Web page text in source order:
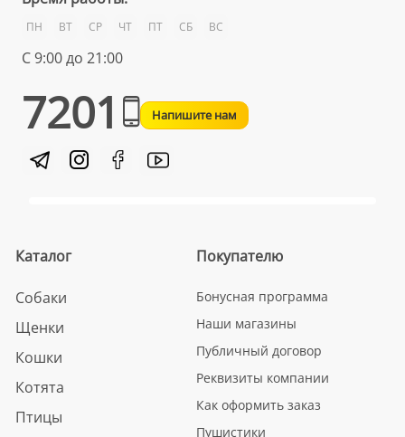
ПН ВТ СР ЧТ ПТ СБ ВС
С 9:00 до 21:00
7201 Напишите нам
Каталог
Собаки
Щенки
Кошки
Котята
Птицы
Покупателю
Бонусная программа
Наши магазины
Публичный договор
Реквизиты компании
Как оформить заказ
Пушистики